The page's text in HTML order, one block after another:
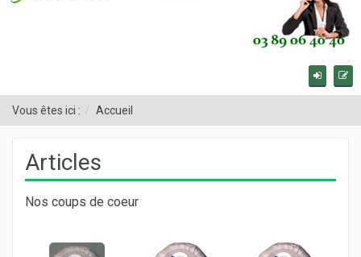
Vous êtes ici : Accueil
Articles
Nos coups de coeur